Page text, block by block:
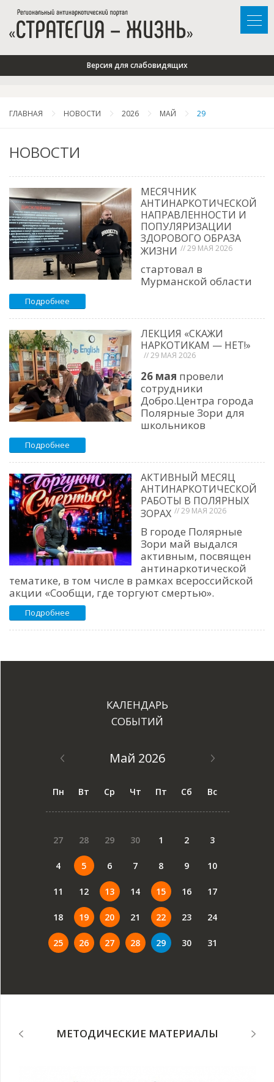
Версия для слабовидящих
ГЛАВНАЯ НОВОСТИ 2026 МАЙ 29
НОВОСТИ
МЕСЯЧНИК
АНТИНАРКОТИЧЕСКОЙ
НАПРАВЛЕННОСТИ И
ПОПУЛЯРИЗАЦИИ
ЗДОРОВОГО ОБРАЗА
ЖИЗНИ // 29 МАЯ 2026
стартовал в
Мурманской области
Подробнее
ЛЕКЦИЯ «СКАЖИ
НАРКОТИКАМ — НЕТ!»
// 29 МАЯ 2026
26 мая провели
сотрудники
Добро.Центра города
Полярные Зори для
школьников
Подробнее
АКТИВНЫЙ МЕСЯЦ
АНТИНАРКОТИЧЕСКОЙ
РАБОТЫ В ПОЛЯРНЫХ
ЗОРАХ // 29 МАЯ 2026
В городе Полярные
Зори май выдался
активным, посвящен
антинаркотической
тематике, в том числе в рамках всероссийской
акции «Сообщи, где торгуют смертью».
Подробнее
КАЛЕНДАРЬ
СОБЫТИЙ
Май 2026
Пн Вт Ср Чт Пт Сб Вс
27 28 29 30 1 2 3
4 5 6 7 8 9 10
11 12 13 14 15 16 17
18 19 20 21 22 23 24
25 26 27 28 29 30 31
МЕТОДИЧЕСКИЕ МАТЕРИАЛЫ